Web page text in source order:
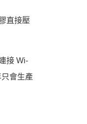
直接壓
接 Wi-
會生產